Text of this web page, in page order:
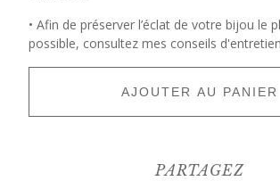
• Afin de préserver l’éclat de votre bijou le
possible, consultez mes conseils d'entretien
AJOUTER AU PANIER
PARTAGEZ